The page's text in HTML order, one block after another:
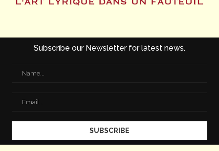
Subscribe our Newsletter for latest news.